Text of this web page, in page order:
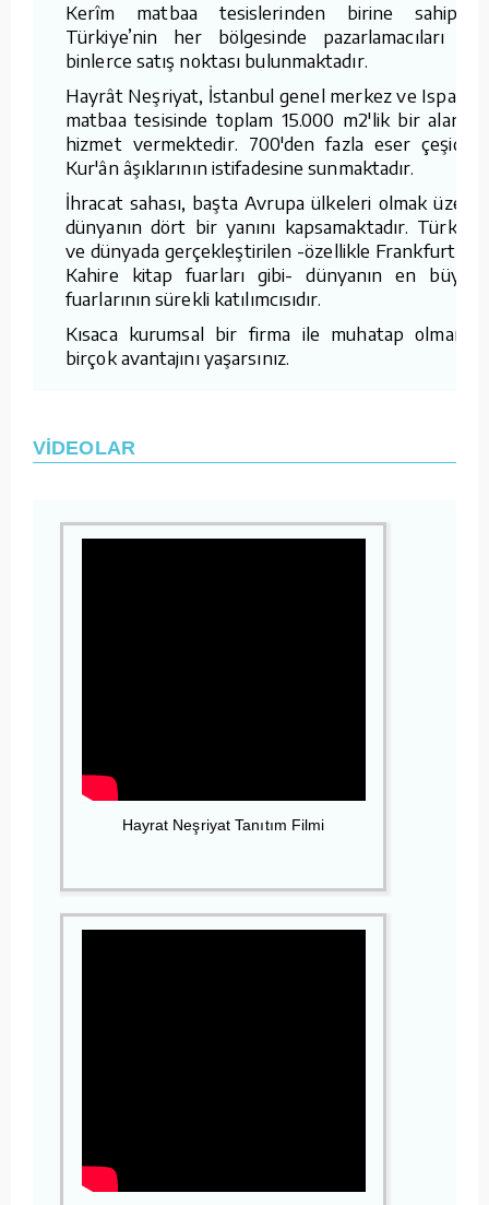
Kerîm matbaa tesislerinden birine sahiptir.
Türkiye’nin her bölgesinde pazarlamacıları ve
binlerce satış noktası bulunmaktadır.
Hayrât Neşriyat, İstanbul genel merkez ve Isparta
matbaa tesisinde toplam 15.000 m2'lik bir alanda
hizmet vermektedir. 700'den fazla eser çeşidini
Kur'ân âşıklarının istifadesine sunmaktadır.
İhracat sahası, başta Avrupa ülkeleri olmak üzere
dünyanın dört bir yanını kapsamaktadır. Türkiye
ve dünyada gerçekleştirilen -özellikle Frankfurt ve
Kahire kitap fuarları gibi- dünyanın en büyük
fuarlarının sürekli katılımcısıdır.
Kısaca kurumsal bir firma ile muhatap olmanın
birçok avantajını yaşarsınız.
VİDEOLAR
Hayrat Neşriyat Tanıtım Filmi